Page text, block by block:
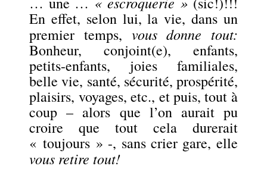
En effet, selon lui, la vie, dans un
premier temps, vous donne tout:
Bonheur, conjoint(e), enfants,
petits-enfants, joies familiales,
belle vie, santé, sécurité, prospérité,
plaisirs, voyages, etc., et puis, tout à
coup – alors que l’on aurait pu
croire que tout cela durerait
« toujours » -, sans crier gare, elle
vous retire tout!